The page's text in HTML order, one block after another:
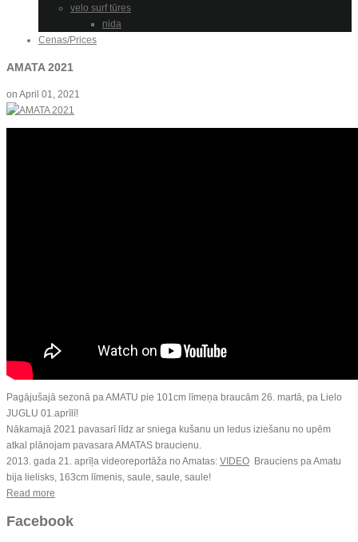
velo surf tūres
nida
Cenas/Prices
AMATA 2021
on April 01, 2021
Pagājušajā sezonā pa AMATU pie 101cm līmeņa braucām 26. martā, pa Lielo
JUGLU 01.aprīlī!
Nākamajā 2021 pavasarī līdz ar sniega kušanu un ledus iziešanu no upēm
atkal plānojam pavasara AMATAS braucienu.
2013. gada 21. aprīļa videoreportāža no Amatas: VIDEO Brauciens pa Amatu
bija lielisks, 163cm līmenis, saule, saule, saule!
Read more
Facebook